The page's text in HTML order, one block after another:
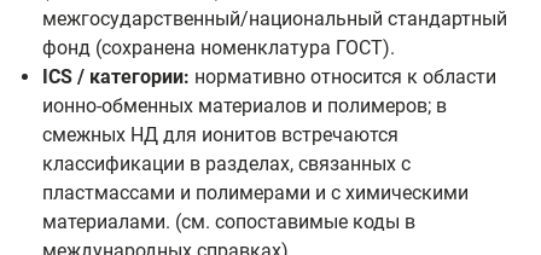
межгосударственный/национальный стандартный
фонд (сохранена номенклатура ГОСТ).
ICS / категории: нормативно относится к области
ионно-обменных материалов и полимеров; в
смежных НД для ионитов встречаются
классификации в разделах, связанных с
пластмассами и полимерами и с химическими
материалами. (см. сопоставимые коды в